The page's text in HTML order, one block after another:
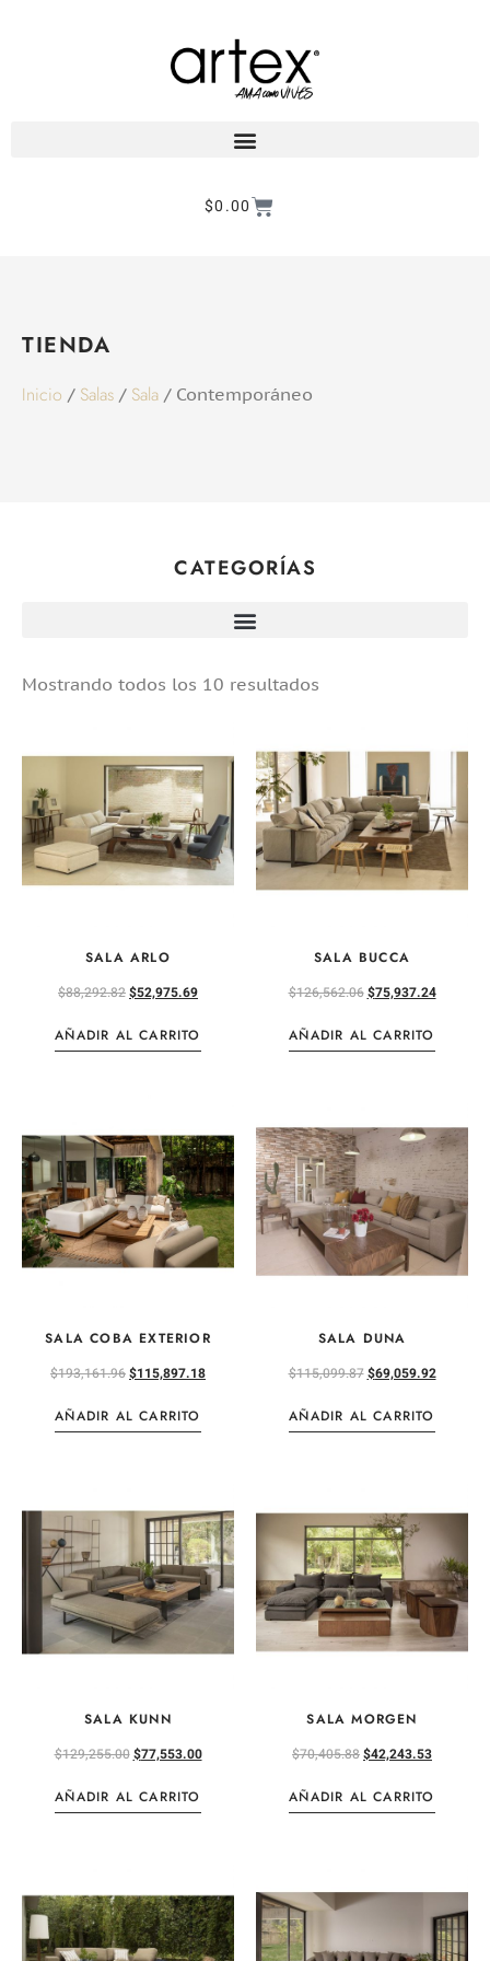
$0.00
TIENDA
Inicio / Salas / Sala / Contemporáneo
Mostrando todos los 10 resultados
SALA ARLO
$88,292.82$52,975.69
AÑADIR AL CARRITO
SALA BUCCA
$126,562.06$75,937.24
AÑADIR AL CARRITO
SALA COBA EXTERIOR
$193,161.96$115,897.18
AÑADIR AL CARRITO
SALA DUNA
$115,099.87$69,059.92
AÑADIR AL CARRITO
SALA KUNN
$129,255.00$77,553.00
AÑADIR AL CARRITO
SALA MORGEN
$70,405.88$42,243.53
AÑADIR AL CARRITO
CATEGORÍAS